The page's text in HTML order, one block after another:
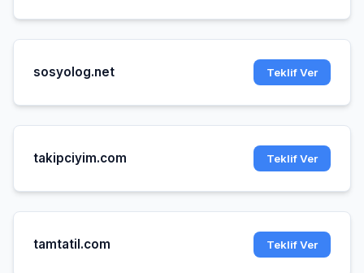
sosyolog.net Teklif Ver
takipciyim.com Teklif Ver
tamtatil.com Teklif Ver